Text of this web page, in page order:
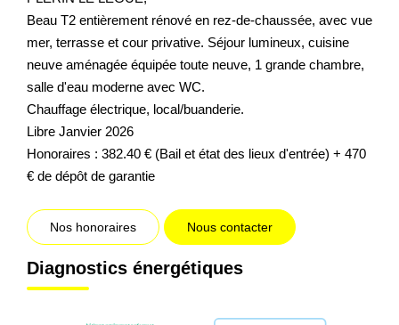
Beau T2 entièrement rénové en rez-de-chaussée, avec vue
mer, terrasse et cour privative. Séjour lumineux, cuisine
neuve aménagée équipée toute neuve, 1 grande chambre,
salle d'eau moderne avec WC.
Chauffage électrique, local/buanderie.
Libre Janvier 2026
Honoraires : 382.40 € (Bail et état des lieux d'entrée) + 470
€ de dépôt de garantie
Nos honoraires Nous contacter
Diagnostics énergétiques